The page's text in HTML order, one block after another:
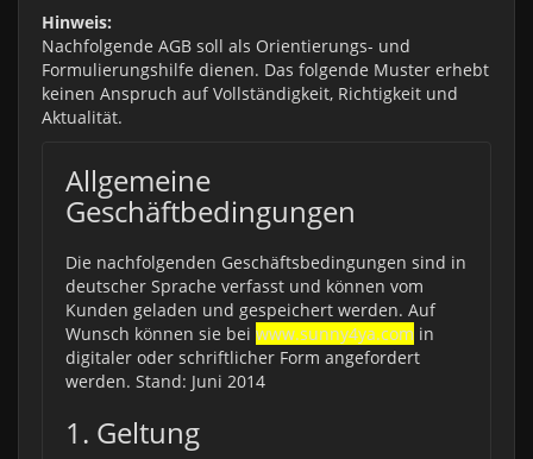
Hinweis:
Nachfolgende AGB soll als Orientierungs- und
Formulierungshilfe dienen. Das folgende Muster erhebt
keinen Anspruch auf Vollständigkeit, Richtigkeit und
Aktualität.
Allgemeine
Geschäftbedingungen
Die nachfolgenden Geschäftsbedingungen sind in
deutscher Sprache verfasst und können vom
Kunden geladen und gespeichert werden. Auf
Wunsch können sie bei www.sunny4ya.com in
digitaler oder schriftlicher Form angefordert
werden. Stand: Juni 2014
1. Geltung